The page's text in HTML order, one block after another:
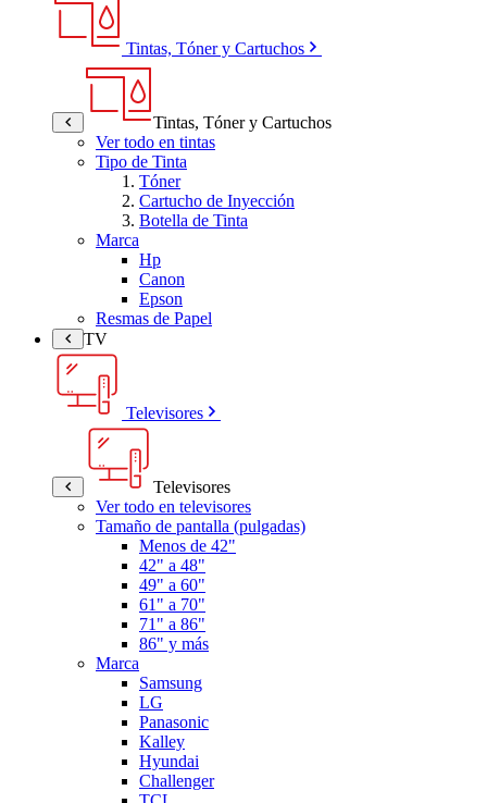
Tintas, Tóner y Cartuchos
Tintas, Tóner y Cartuchos
Ver todo en tintas
Tipo de Tinta
Tóner
Cartucho de Inyección
Botella de Tinta
Marca
Hp
Canon
Epson
Resmas de Papel
TV
Televisores
Televisores
Ver todo en televisores
Tamaño de pantalla (pulgadas)
Menos de 42"
42" a 48"
49" a 60"
61" a 70"
71" a 86"
86" y más
Marca
Samsung
LG
Panasonic
Kalley
Hyundai
Challenger